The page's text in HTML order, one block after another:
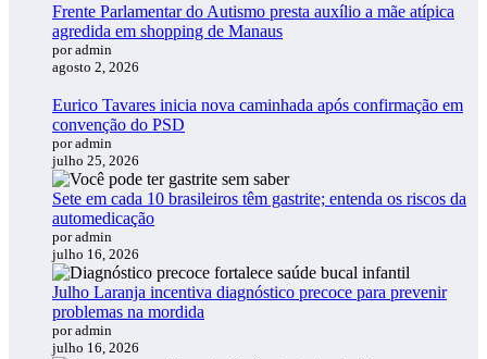
Frente Parlamentar do Autismo presta auxílio a mãe atípica
agredida em shopping de Manaus
por admin
agosto 2, 2026
Eurico Tavares inicia nova caminhada após confirmação em
convenção do PSD
por admin
julho 25, 2026
Sete em cada 10 brasileiros têm gastrite; entenda os riscos da
automedicação
por admin
julho 16, 2026
Julho Laranja incentiva diagnóstico precoce para prevenir
problemas na mordida
por admin
julho 16, 2026